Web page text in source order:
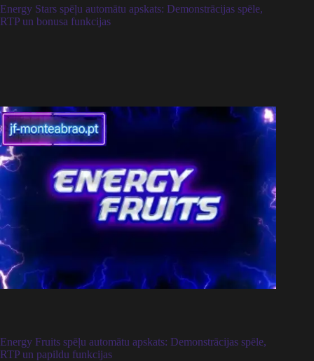
Energy Stars spēļu automātu apskats: Demonstrācijas spēle,
RTP un bonusa funkcijas
Energy Fruits spēļu automātu apskats: Demonstrācijas spēle,
RTP un papildu funkcijas